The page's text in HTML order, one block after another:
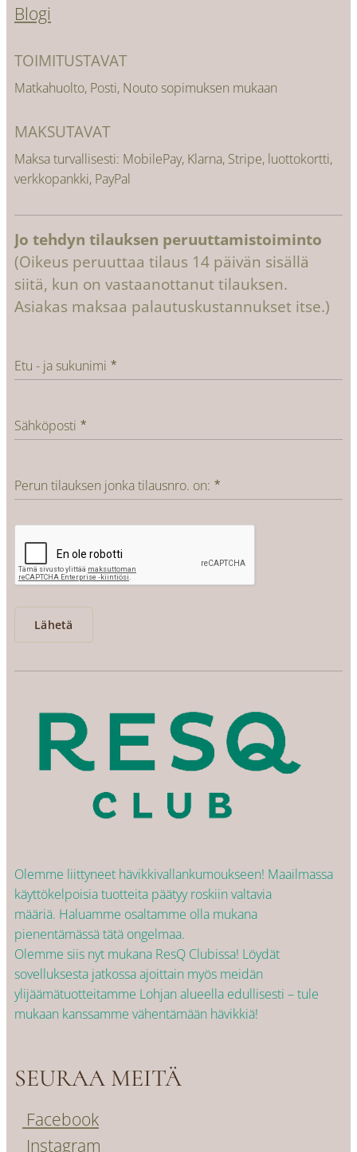
Blogi
TOIMITUSTAVAT
Matkahuolto, Posti, Nouto sopimuksen mukaan
MAKSUTAVAT
Maksa turvallisesti: MobilePay, Klarna, Stripe, luottokortti,
verkkopankki, PayPal
Jo tehdyn tilauksen peruuttamistoiminto
(Oikeus peruuttaa tilaus 14 päivän sisällä
siitä, kun on vastaanottanut tilauksen.
Asiakas maksaa palautuskustannukset itse.)
Etu - ja sukunimi
Sähköposti
Perun tilauksen jonka tilausnro. on:
Lähetä
Olemme liittyneet hävikkivallankumoukseen! Maailmassa
käyttökelpoisia tuotteita päätyy roskiin valtavia
määriä. Haluamme osaltamme olla mukana
pienentämässä tätä ongelmaa.
Olemme siis nyt mukana ResQ Clubissa! Löydät
sovelluksesta jatkossa ajoittain myös meidän
ylijäämätuotteitamme Lohjan alueella edullisesti – tule
mukaan kanssamme vähentämään hävikkiä!
SEURAA MEITÄ
Facebook
Instagram